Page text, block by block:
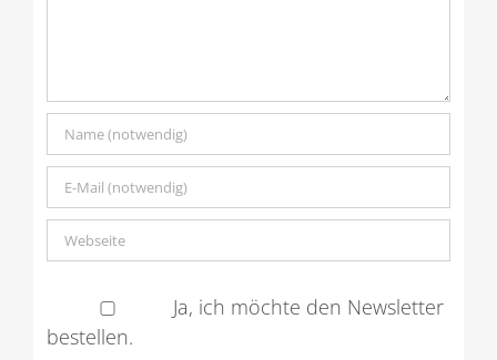
Ja, ich möchte den Newsletter
bestellen.